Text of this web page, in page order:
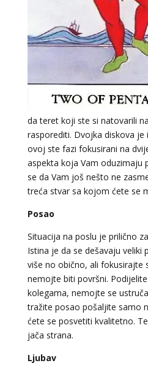
da teret koji ste si natovarili
rasporediti. Dvojka diskova je
ovoj ste fazi fokusirani na
aspekta koja Vam oduzimaju
se da Vam još nešto ne
treća stvar sa kojom ćete se
Posao
Situacija na poslu je prilično
Istina je da se dešavaju veliki
više no obično, ali fokusirajte
nemojte biti površni.
kolegama, nemojte se
tražite posao pošaljite samo
ćete se posvetiti kvalitetno.
jača strana.
Ljubav